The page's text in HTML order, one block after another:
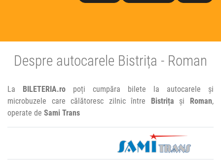
Despre autocarele Bistrița - Roman
La BILETERIA.ro poți cumpăra bilete la autocarele și
microbuzele care călătoresc zilnic între
Bistrița și Roman,
operate de Sami Trans